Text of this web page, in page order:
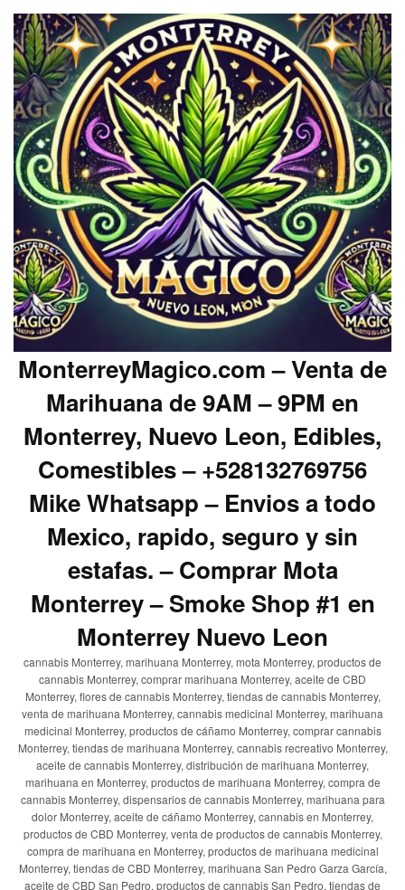
MonterreyMagico.com – Venta de
Marihuana de 9AM – 9PM en
Monterrey, Nuevo Leon, Edibles,
Comestibles – +528132769756
Mike Whatsapp – Envios a todo
Mexico, rapido, seguro y sin
estafas. – Comprar Mota
Monterrey – Smoke Shop #1 en
Monterrey Nuevo Leon
cannabis Monterrey, marihuana Monterrey, mota Monterrey, productos de
cannabis Monterrey, comprar marihuana Monterrey, aceite de CBD
Monterrey, flores de cannabis Monterrey, tiendas de cannabis Monterrey,
venta de marihuana Monterrey, cannabis medicinal Monterrey, marihuana
medicinal Monterrey, productos de cáñamo Monterrey, comprar cannabis
Monterrey, tiendas de marihuana Monterrey, cannabis recreativo Monterrey,
aceite de cannabis Monterrey, distribución de marihuana Monterrey,
marihuana en Monterrey, productos de marihuana Monterrey, compra de
cannabis Monterrey, dispensarios de cannabis Monterrey, marihuana para
dolor Monterrey, aceite de cáñamo Monterrey, cannabis en Monterrey,
productos de CBD Monterrey, venta de productos de cannabis Monterrey,
compra de marihuana en Monterrey, productos de marihuana medicinal
Monterrey, tiendas de CBD Monterrey, marihuana San Pedro Garza García,
aceite de CBD San Pedro, productos de cannabis San Pedro, tiendas de